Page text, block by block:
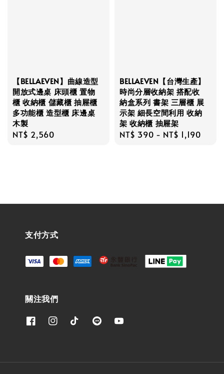
【BELLAEVEN】曲線造型
開放式邊桌 床頭櫃 置物
櫃 收納櫃 儲藏櫃 抽屜櫃
多功能櫃 造型櫃 床邊桌
木製
Regular
NT$ 2,560
BELLAEVEN【台灣生產】
時尚分層收納架 搭配收
納盒系列 書架 三層櫃 展
示架 細長空間利用 收納
架 收納櫃 抽屜架
Regular
NT$ 390 - NT$ 1,190
支付方式
關注我們